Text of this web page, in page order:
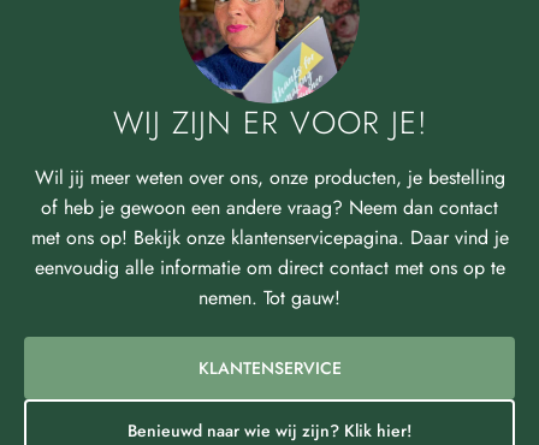
WIJ ZIJN ER VOOR JE!
Wil jij meer weten over ons, onze producten, je bestelling
of heb je gewoon een andere vraag? Neem dan contact
met ons op! Bekijk onze klantenservicepagina. Daar vind je
eenvoudig alle informatie om direct contact met ons op te
nemen. Tot gauw!
KLANTENSERVICE
Benieuwd naar wie wij zijn? Klik hier!